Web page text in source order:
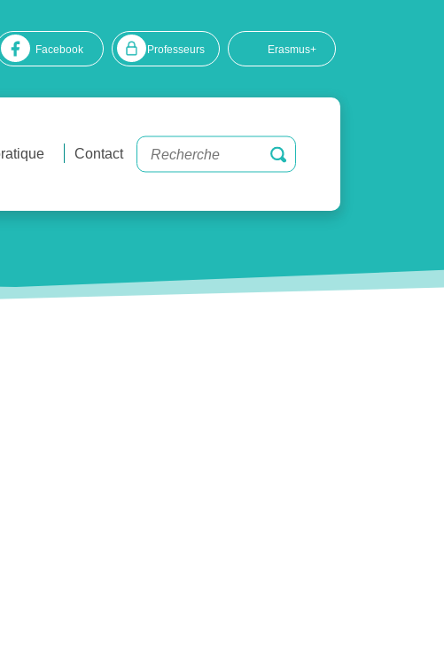
Facebook Professeurs Erasmus+
Contact